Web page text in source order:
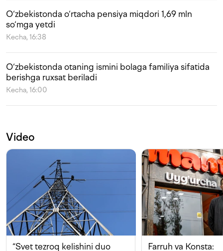
O‘zbekistonda o‘rtacha pensiya miqdori 1,69 mln
so‘mga yetdi
Kecha, 16:38
O‘zbekistonda otaning ismini bolaga familiya sifatida
berishga ruxsat beriladi
Kecha, 16:00
Video
“Svet tezroq kelishini duo
Farruh va Konsta: